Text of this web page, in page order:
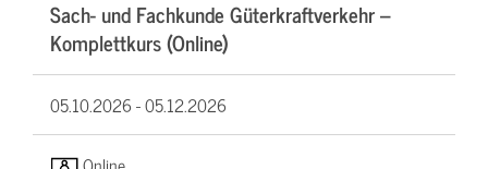
Sach- und Fachkunde Güterkraftverkehr –
Komplettkurs (Online)
05.10.2026 -05.12.2026